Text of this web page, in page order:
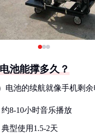
池能撑多久？
电池的续航就像手机剩
8-10小时音乐播放
型使用1.5-2天